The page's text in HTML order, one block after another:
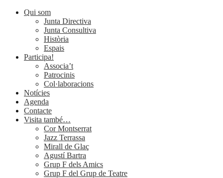
Qui som
Junta Directiva
Junta Consultiva
Història
Espais
Participa!
Associa’t
Patrocinis
Col·laboracions
Notícies
Agenda
Contacte
Visita també…
Cor Montserrat
Jazz Terrassa
Mirall de Glaç
Agustí Bartra
Grup F dels Amics
Grup F del Grup de Teatre